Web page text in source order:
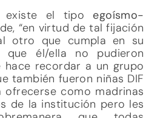
existe el tipo egoísmo-
“en virtud de tal fijación
otro que cumpla en su
que él/ella no pudieron
hace recordar a un grupo
también fueron niñas DIF
como madrinas
de la institución pero les